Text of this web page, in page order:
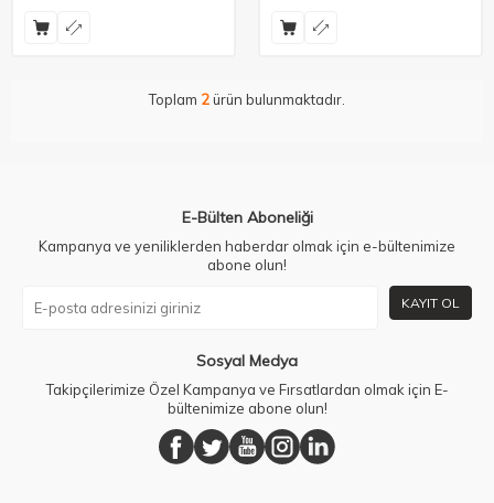
Toplam 2ürün bulunmaktadır.
E-Bülten Aboneliği
Kampanya ve yeniliklerden haberdar olmak için e-bültenimize
abone olun!
KAYIT OL
Sosyal Medya
Takipçilerimize Özel Kampanya ve Fırsatlardan olmak için E-
bültenimize abone olun!